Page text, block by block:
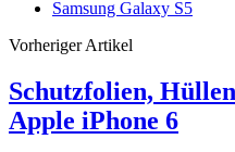
Samsung Galaxy S5
Vorheriger Artikel
Schutzfolien,
Apple iPhone 6